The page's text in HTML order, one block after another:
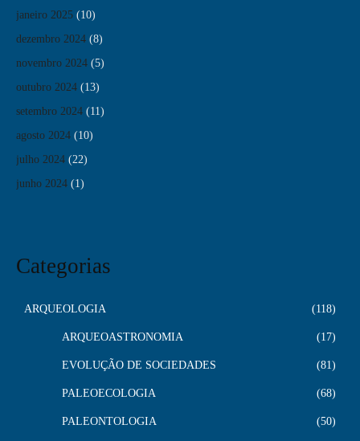
janeiro 2025 (10)
dezembro 2024 (8)
novembro 2024 (5)
outubro 2024 (13)
setembro 2024 (11)
agosto 2024 (10)
julho 2024 (22)
junho 2024 (1)
Categorias
ARQUEOLOGIA 118
ARQUEOASTRONOMIA 17
EVOLUÇÃO DE SOCIEDADES 81
PALEOECOLOGIA 68
PALEONTOLOGIA 50